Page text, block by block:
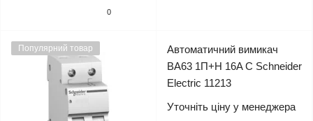
0
Популярний товар
Автоматичний вимикач
ВА63 1П+Н 16A C Schneider
Electric 11213
Уточніть ціну у менеджера